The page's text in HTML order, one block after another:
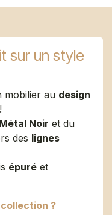
sur un style
mobilier au design
Métal Noir et du
des lignes
épuré et
?